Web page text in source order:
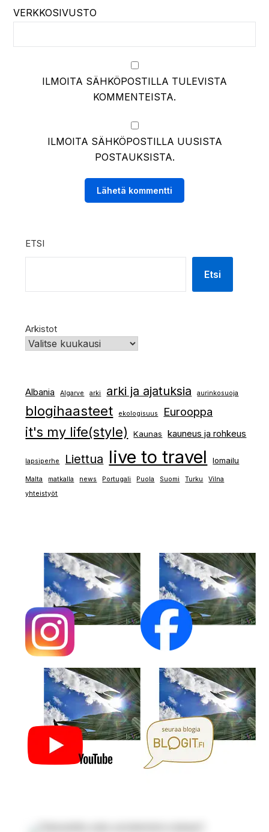
VERKKOSIVUSTO
ILMOITA SÄHKÖPOSTILLA TULEVISTA
KOMMENTEISTA.
ILMOITA SÄHKÖPOSTILLA UUSISTA
POSTAUKSISTA.
ETSI
Etsi
Arkistot
Albania Algarve arki arki ja ajatuksia aurinkosuoja
blogihaasteet ekologisuus Eurooppa
it's my life(style) Kaunas kauneus ja rohkeus
lapsiperhe Liettua live to travel lomailu
Malta matkalla news Portugali Puola Suomi Turku
Vilna
yhteistyöt